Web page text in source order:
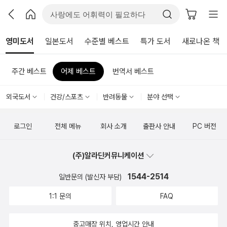
영미도서 일본도서 수준별 베스트 특가 도서 새로나온 책
주간 베스트 어제 베스트 번역서 베스트
외국도서 건강/스포츠 반려동물 분야 선택
로그인 전체 메뉴 회사 소개 출판사 안내 PC 버전
(주)알라딘커뮤니케이션
일반문의 (발신자 부담) 1544-2514
1:1 문의 FAQ
중고매장 위치, 영업시간 안내